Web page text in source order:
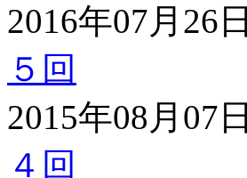
2016年07月26日
５回
2015年08月07日
４回